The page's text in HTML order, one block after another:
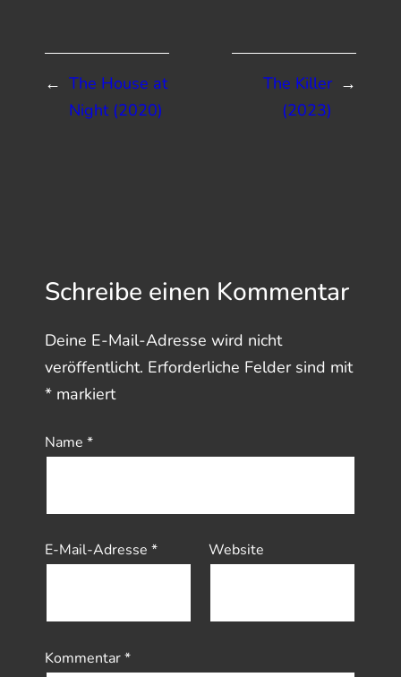
← The House at
Night (2020)
→
The Killer
(2023)
Schreibe einen Kommentar
Deine E-Mail-Adresse wird nicht
veröffentlicht. Erforderliche Felder sind mit
* markiert
Kommentar*
Name*
E-Mail-Adresse* Website